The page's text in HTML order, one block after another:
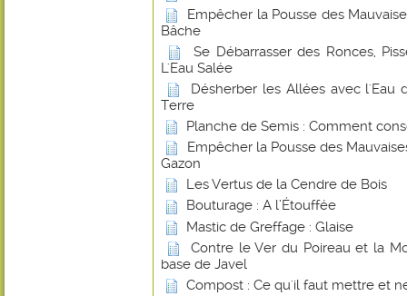
Empêcher la Pousse des
Bâche
Se Débarrasser des Ronces,
L'Eau Salée
Désherber les Allées avec l'Eau
Terre
Planche de Semis : Comment
Empêcher la Pousse des
Gazon
Les Vertus de la Cendre de Bois
Bouturage : A l’Étouffée
Mastic de Greffage : Glaise
Contre le Ver du Poireau et la
base de Javel
Compost : Ce qu'il faut mettre et